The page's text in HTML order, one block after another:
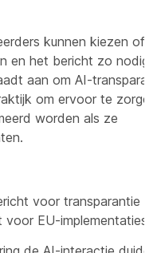
kunnen kiezen of
en het bericht zo nodig
aan om AI-
om ervoor te zorgen
worden als ze
voor transparantie
EU-implementaties).